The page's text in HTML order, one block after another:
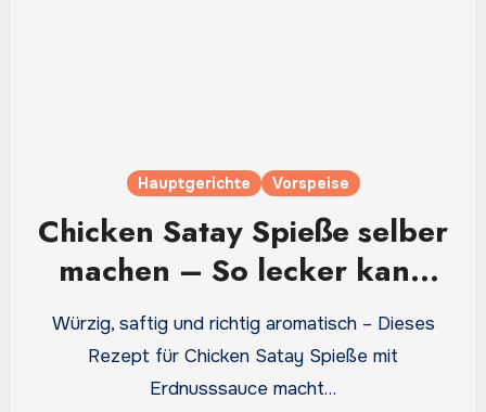
Hauptgerichte Vorspeise
Chicken Satay Spieße selber
machen – So lecker kann
Asia Küche zu Hause sein
Würzig, saftig und richtig aromatisch – Dieses
Rezept für Chicken Satay Spieße mit
Erdnusssauce macht…